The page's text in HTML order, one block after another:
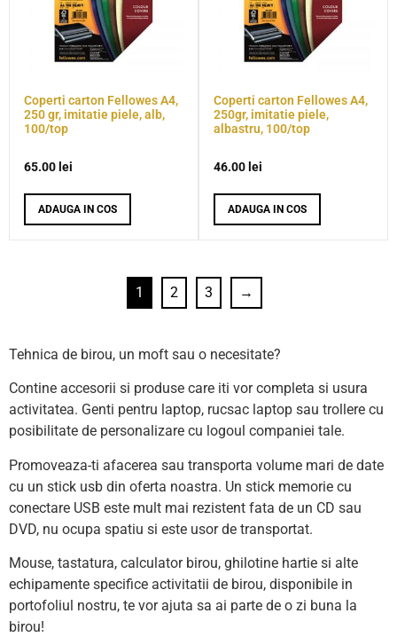
Tehnica de birou, un moft sau o necesitate?
Contine accesorii si produse care iti vor completa si usura
activitatea. Genti pentru laptop, rucsac laptop sau trollere cu
posibilitate de personalizare cu logoul companiei tale.
Promoveaza-ti afacerea sau transporta volume mari de date
cu un stick usb din oferta noastra. Un stick memorie cu
conectare USB este mult mai rezistent fata de un CD sau
DVD, nu ocupa spatiu si este usor de transportat.
Mouse, tastatura, calculator birou, ghilotine hartie si alte
echipamente specifice activitatii de birou, disponibile in
portofoliul nostru, te vor ajuta sa ai parte de o zi buna la
birou!
Coperti carton Fellowes A4,
250 gr, imitatie piele, alb,
100/top
65.00 lei
ADAUGA IN COS
Coperti carton Fellowes A4,
250gr, imitatie piele,
albastru, 100/top
46.00 lei
ADAUGA IN COS
1 2 3 →